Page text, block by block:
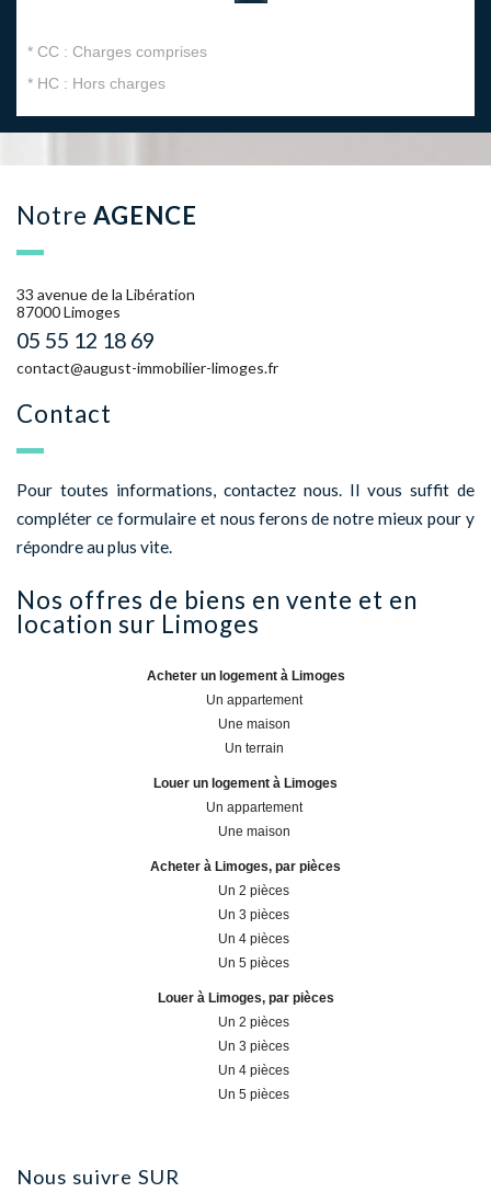
* CC : Charges comprises
* HC : Hors charges
Notre AGENCE
33 avenue de la Libération
87000 Limoges
05 55 12 18 69
contact@august-immobilier-limoges.fr
Contact
Pour toutes informations, contactez nous. Il vous suffit de
compléter ce formulaire et nous ferons de notre mieux pour y
répondre au plus vite.
Nos offres de biens en vente et en
location sur Limoges
Acheter un logement à Limoges
Un appartement
Une maison
Un terrain
Louer un logement à Limoges
Un appartement
Une maison
Acheter à Limoges, par pièces
Un 2 pièces
Un 3 pièces
Un 4 pièces
Un 5 pièces
Louer à Limoges, par pièces
Un 2 pièces
Un 3 pièces
Un 4 pièces
Un 5 pièces
Nous suivre SUR